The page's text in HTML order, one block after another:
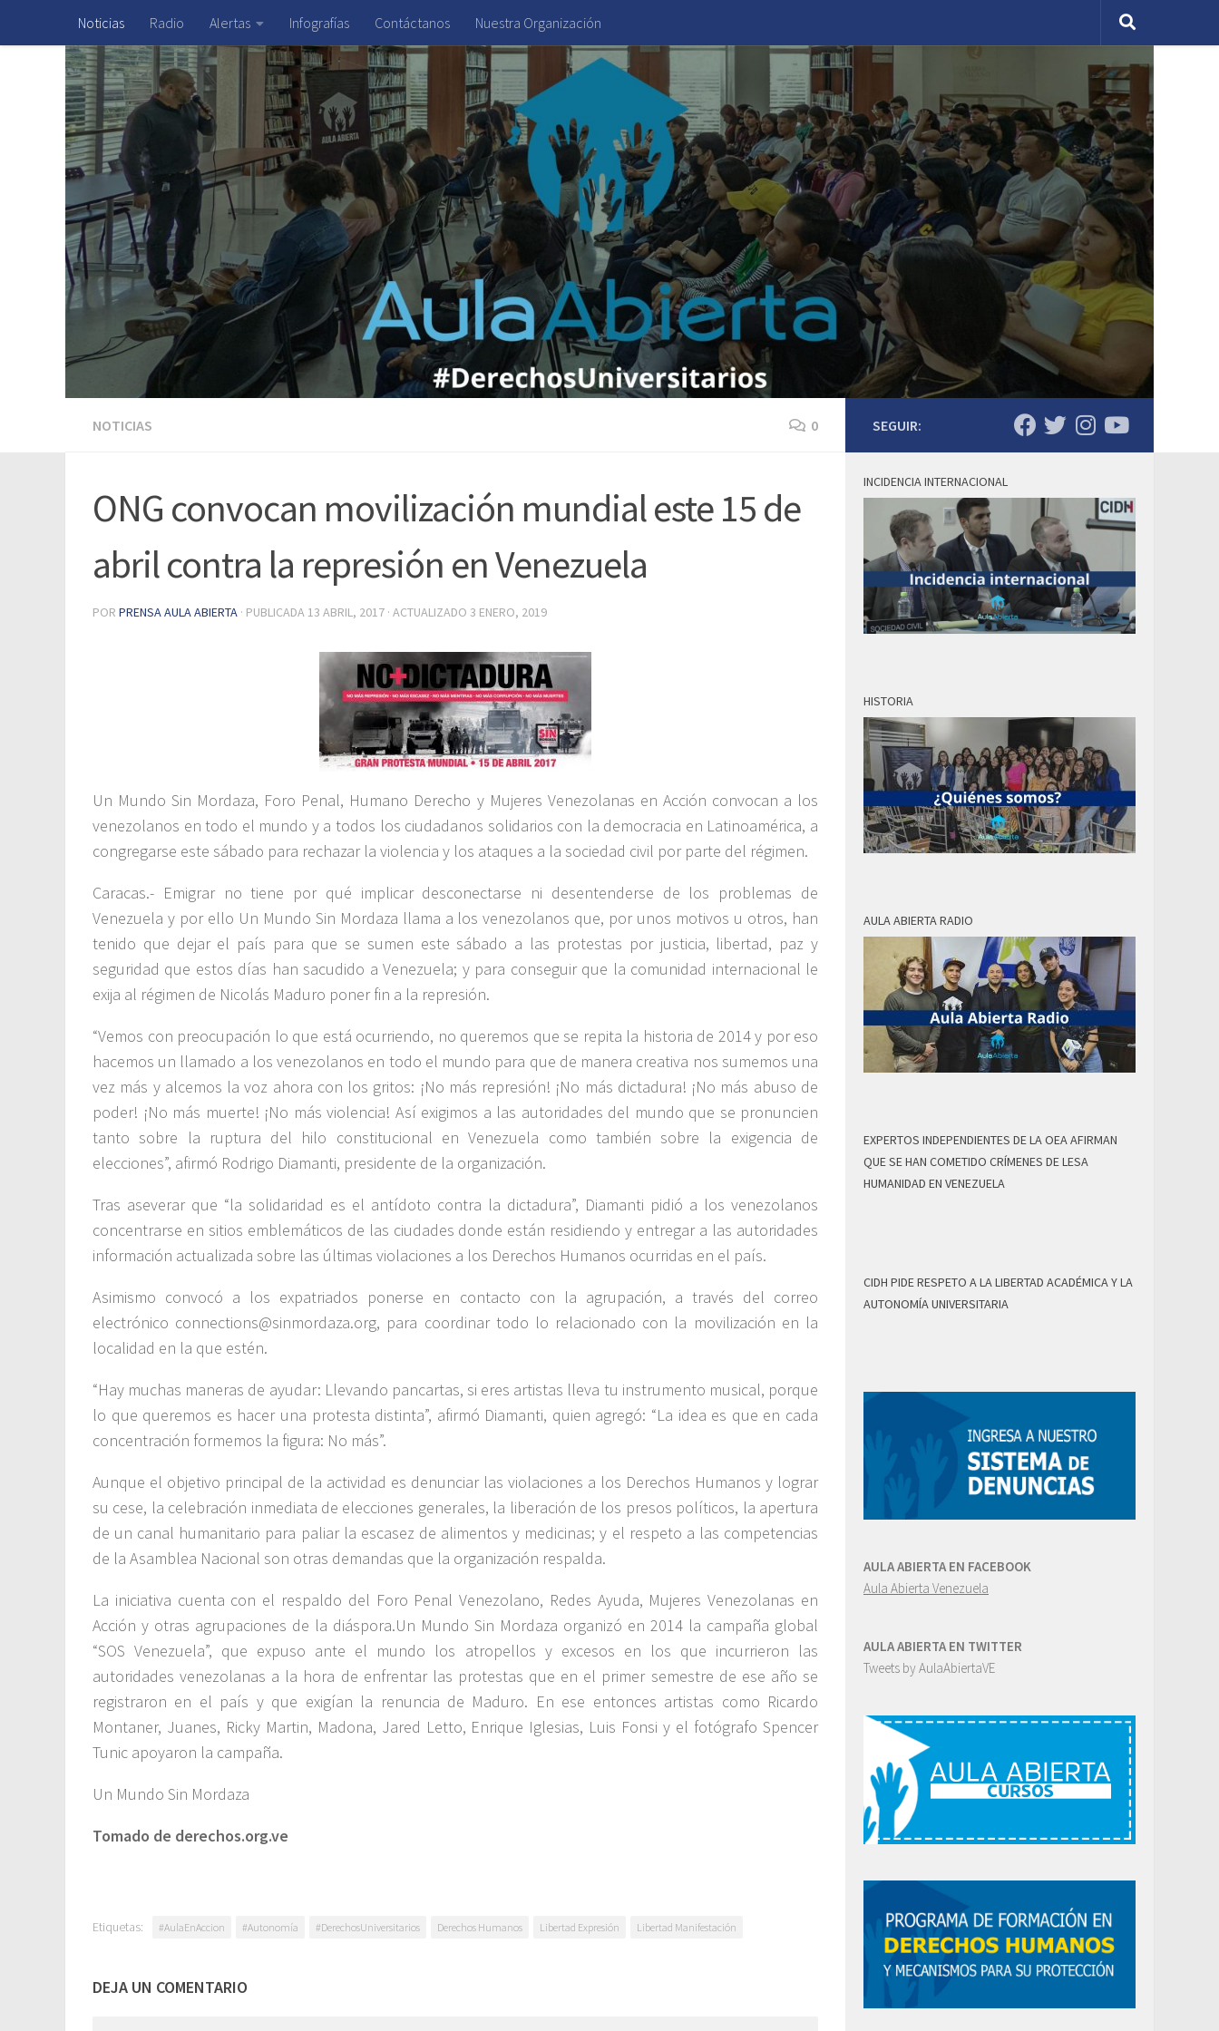
Saltar al contenido
Noticias Radio Alertas Infografías Contáctanos Nuestra Organización
NOTICIAS 0
ONG convocan movilización mundial este 15 de
abril contra la represión en Venezuela
POR PRENSA AULA ABIERTA · PUBLICADA 13 ABRIL, 2017 · ACTUALIZADO 3 ENERO, 2019
Un Mundo Sin Mordaza, Foro Penal, Humano Derecho y Mujeres Venezolanas en Acción convocan a los
venezolanos en todo el mundo y a todos los ciudadanos solidarios con la democracia en Latinoamérica, a
congregarse este sábado para rechazar la violencia y los ataques a la sociedad civil por parte del régimen.
Caracas.- Emigrar no tiene por qué implicar desconectarse ni desentenderse de los problemas de
Venezuela y por ello Un Mundo Sin Mordaza llama a los venezolanos que, por unos motivos u otros, han
tenido que dejar el país para que se sumen este sábado a las protestas por justicia, libertad, paz y
seguridad que estos días han sacudido a Venezuela; y para conseguir que la comunidad internacional le
exija al régimen de Nicolás Maduro poner fin a la represión.
“Vemos con preocupación lo que está ocurriendo, no queremos que se repita la historia de 2014 y por eso
hacemos un llamado a los venezolanos en todo el mundo para que de manera creativa nos sumemos una
vez más y alcemos la voz ahora con los gritos: ¡No más represión! ¡No más dictadura! ¡No más abuso de
poder! ¡No más muerte! ¡No más violencia! Así exigimos a las autoridades del mundo que se pronuncien
tanto sobre la ruptura del hilo constitucional en Venezuela como también sobre la exigencia de
elecciones”, afirmó Rodrigo Diamanti, presidente de la organización.
Tras aseverar que “la solidaridad es el antídoto contra la dictadura”, Diamanti pidió a los venezolanos
concentrarse en sitios emblemáticos de las ciudades donde están residiendo y entregar a las autoridades
información actualizada sobre las últimas violaciones a los Derechos Humanos ocurridas en el país.
Asimismo convocó a los expatriados ponerse en contacto con la agrupación, a través del correo
electrónico connections@sinmordaza.org, para coordinar todo lo relacionado con la movilización en la
localidad en la que estén.
“Hay muchas maneras de ayudar: Llevando pancartas, si eres artistas lleva tu instrumento musical, porque
lo que queremos es hacer una protesta distinta”, afirmó Diamanti, quien agregó: “La idea es que en cada
concentración formemos la figura: No más”.
Aunque el objetivo principal de la actividad es denunciar las violaciones a los Derechos Humanos y lograr
su cese, la celebración inmediata de elecciones generales, la liberación de los presos políticos, la apertura
de un canal humanitario para paliar la escasez de alimentos y medicinas; y el respeto a las competencias
de la Asamblea Nacional son otras demandas que la organización respalda.
La iniciativa cuenta con el respaldo del Foro Penal Venezolano, Redes Ayuda, Mujeres Venezolanas en
Acción y otras agrupaciones de la diáspora.Un Mundo Sin Mordaza organizó en 2014 la campaña global
“SOS Venezuela”, que expuso ante el mundo los atropellos y excesos en los que incurrieron las
autoridades venezolanas a la hora de enfrentar las protestas que en el primer semestre de ese año se
registraron en el país y que exigían la renuncia de Maduro. En ese entonces artistas como Ricardo
Montaner, Juanes, Ricky Martin, Madona, Jared Letto, Enrique Iglesias, Luis Fonsi y el fotógrafo Spencer
Tunic apoyaron la campaña.
Un Mundo Sin Mordaza
Tomado de derechos.org.ve
Etiquetas: #AulaEnAccion #Autonomía #DerechosUniversitarios Derechos Humanos Libertad Expresión Libertad Manifestación
DEJA UN COMENTARIO
SEGUIR:
INCIDENCIA INTERNACIONAL
HISTORIA
AULA ABIERTA RADIO
EXPERTOS INDEPENDIENTES DE LA OEA AFIRMAN
QUE SE HAN COMETIDO CRÍMENES DE LESA
HUMANIDAD EN VENEZUELA
CIDH PIDE RESPETO A LA LIBERTAD ACADÉMICA Y LA
AUTONOMÍA UNIVERSITARIA
AULA ABIERTA EN FACEBOOK
Aula Abierta Venezuela
AULA ABIERTA EN TWITTER
Tweets by AulaAbiertaVE